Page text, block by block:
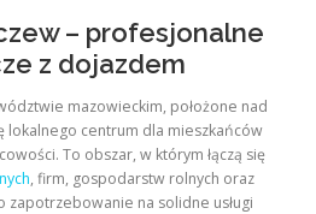
– profesjonalne
z dojazdem
mazowieckim, położone nad
lokalnego centrum dla mieszkańców
To obszar, w którym łączą się
, firm, gospodarstw rolnych oraz
zapotrzebowanie na solidne usługi